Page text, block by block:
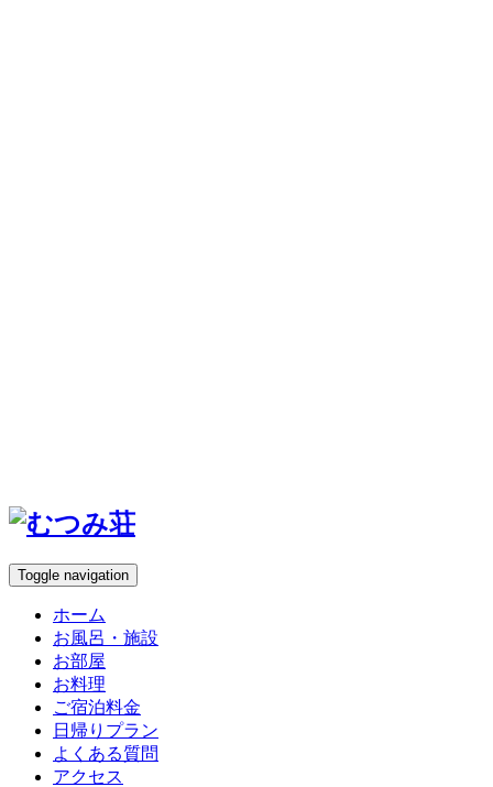
Toggle navigation
ホーム
お風呂・施設
お部屋
お料理
ご宿泊料金
日帰りプラン
よくある質問
アクセス